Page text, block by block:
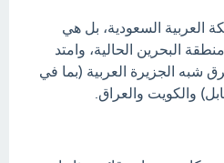
العربية السعودية، بل هي
البحرين الحالية، وامتد
شبه الجزيرة العربية (بما في
والكويت والعراق.